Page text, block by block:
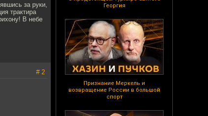
Георгия
Признание Меркель и
возвращение России в большой
спорт
за руки,
трактира
В небе
# 2